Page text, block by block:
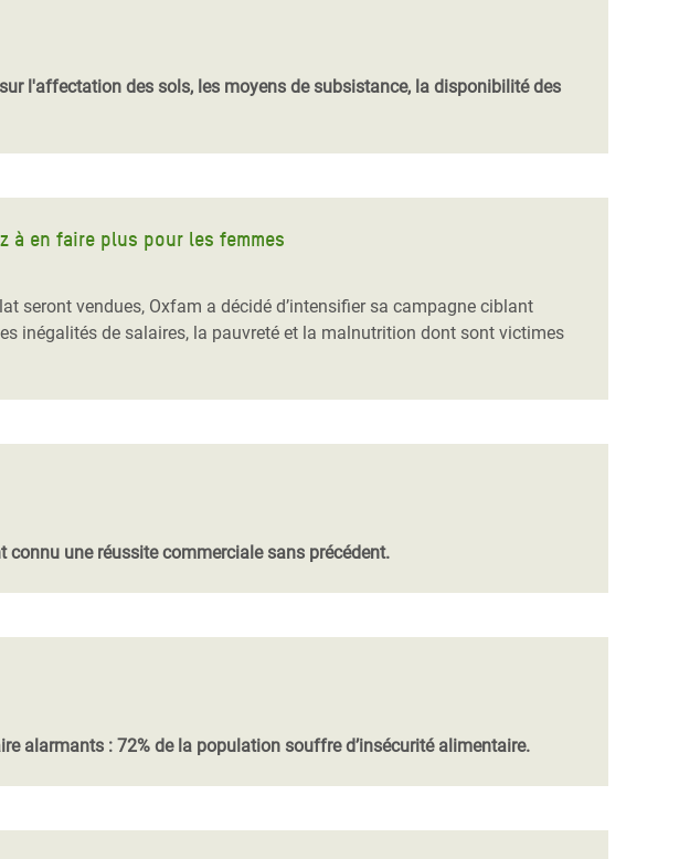
l'affectation des sols, les moyens de subsistance, la disponibilité des
à en faire plus pour les femmes
seront vendues, Oxfam a décidé d’intensifier sa campagne ciblant
inégalités de salaires, la pauvreté et la malnutrition dont sont victimes
une réussite commerciale sans précédent.
alarmants : 72% de la population souffre d’insécurité alimentaire.